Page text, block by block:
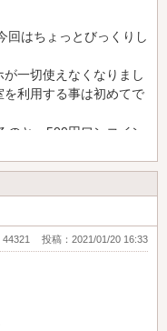
回はちょっとびっくりし
一切使えなくなりまし
利用する事は初めてで
と、500円ワンコイン
10杯飲めるというやつ
かは一切買わず、食べ物
テルに行きました。
時過ぎに頼んで、届い
は頼まないらしく、電話
で催促しないと来な
いましたと言われる始
てくださいと言われ、
投稿：2021/01/20 16:33